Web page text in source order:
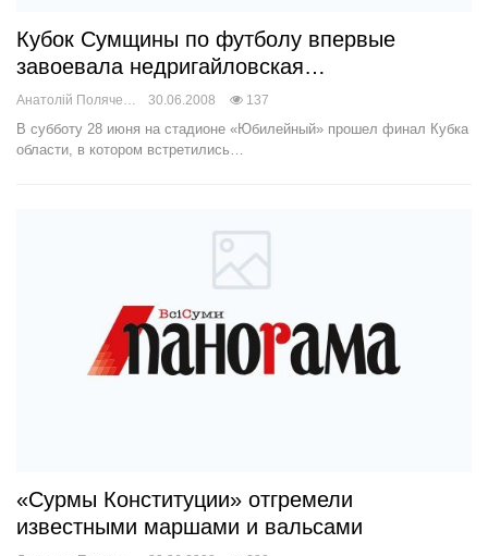
Кубок Сумщины по футболу впервые
завоевала недригайловская…
30.06.2008 137
В субботу 28 июня на стадионе «Юбилейный» прошел финал Кубка
области, в котором встретились…
«Сурмы Конституции» отгремели
известными маршами и вальсами